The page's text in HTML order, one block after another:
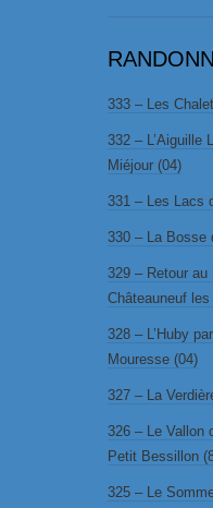
333 – Les
332 – L’Aiguille
Miéjour (04)
331 – Les Lacs
330 – La Bosse
329 – Retour au
Châteauneuf
328 – L’Huby
Mouresse (04)
327 – La
326 – Le Vallon
Petit Bessillon
325 – Le